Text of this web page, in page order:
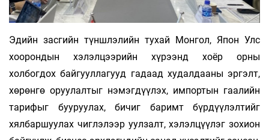
Эдийн засгийн түншлэлийн тухай Монгол, Япон Улс
хоорондын хэлэлцээрийн хүрээнд хоёр орны
холбогдох байгууллагууд гадаад худалдааны эргэлт,
хөрөнгө оруулалтыг нэмэгдүүлэх, импортын гаалийн
тарифыг бууруулах, бичиг баримт бүрдүүлэлтийг
хялбаршуулах чиглэлээр уулзалт, хэлэлцүүлэг зохион